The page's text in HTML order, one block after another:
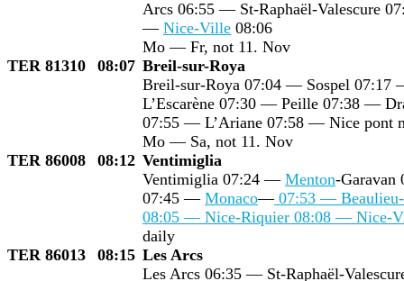
Arcs 06:55 — St-Raphaël-Valescure
— Nice-Ville 08:06
Mo — Fr, not 11. Nov
TER 81310
08:07 Breil-sur-Roya
Breil-sur-Roya 07:04 — Sospel 07:17
L’Escarène 07:30 — Peille 07:38 —
07:55 — L’Ariane 07:58 — Nice pont
Mo — Sa, not 11. Nov
TER 86008
08:12 Ventimiglia
Ventimiglia 07:24 — Menton-
07:45 — Monaco—07:53 —
08:05 — Nice-Riquier 08:08 — Nice-
daily
TER 86013
08:15 Les Arcs
Les Arcs 06:35 — St-Raphaël-